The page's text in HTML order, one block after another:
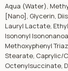
Aqua (Water),
[Nano], Glycerin,
Lauryl Lactate,
Isononyl
Methoxyphenyl
Stearate, Caprylic/
Octenylsuccinate,